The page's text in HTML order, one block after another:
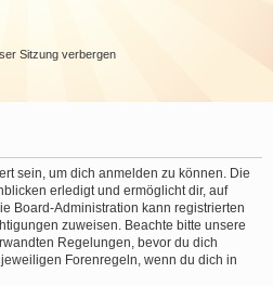
Sitzung verbergen
sein, um dich anmelden zu können. Die
erledigt und ermöglicht dir, auf
Board-Administration kann registrierten
zuweisen. Beachte bitte unsere
Regelungen, bevor du dich
Forenregeln, wenn du dich in